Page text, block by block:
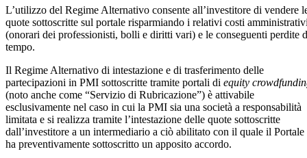
L’utilizzo del Regime Alternativo consente all’investitore di vendere
quote sottoscritte sul portale risparmiando i relativi costi
(onorari dei professionisti, bolli e diritti vari) e le conseguenti perdite
tempo.
Il Regime Alternativo di intestazione e di trasferimento delle
partecipazioni in PMI sottoscritte tramite portali di equity
(noto anche come “Servizio di Rubricazione”) è attivabile
esclusivamente nel caso in cui la PMI sia una società a responsabilità
limitata e si realizza tramite l’intestazione delle quote sottoscritte
dall’investitore a un intermediario a ciò abilitato con il quale il Portale
ha preventivamente sottoscritto un apposito accordo.